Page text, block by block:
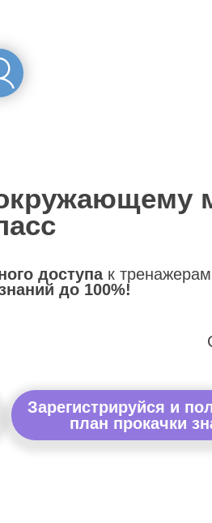
доступак
до 100%!
Зарегистрируйся и
план прокачки